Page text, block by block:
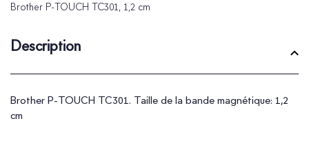
Brother P-TOUCH TC301, 1,2 cm
Description
Brother P-TOUCH TC301. Taille de la bande magnétique: 1,2
cm